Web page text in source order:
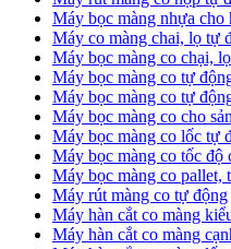
Máy bọc màng nhựa cho
Máy co màng chai, lọ tự
Máy bọc màng co chại,
Máy bọc màng co tự
Máy bọc màng co tự
Máy bọc màng co cho
Máy bọc màng co lốc tự
​Máy bọc màng co tốc độ
Máy bọc màng co pallet,
​Máy rút màng co tự động
​Máy hàn cắt co màng
​Máy hàn cắt co màng